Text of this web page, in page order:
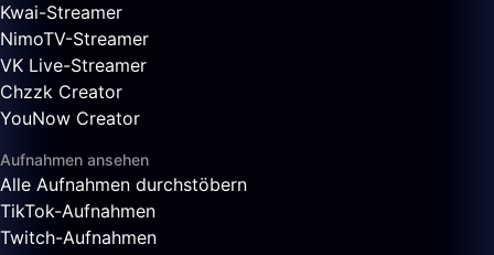
Kwai-Streamer
NimoTV-Streamer
VK Live-Streamer
Chzzk Creator
YouNow Creator
Aufnahmen ansehen
Alle Aufnahmen durchstöbern
TikTok-Aufnahmen
Twitch-Aufnahmen